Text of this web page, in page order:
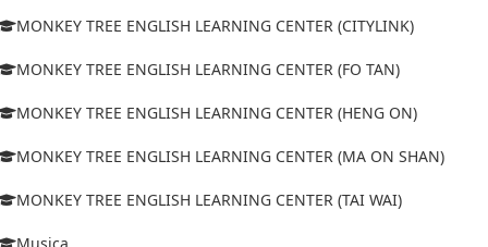
MONKEY TREE ENGLISH LEARNING CENTER (CITYLINK)
MONKEY TREE ENGLISH LEARNING CENTER (FO TAN)
MONKEY TREE ENGLISH LEARNING CENTER (HENG ON)
MONKEY TREE ENGLISH LEARNING CENTER (MA ON SHAN)
MONKEY TREE ENGLISH LEARNING CENTER (TAI WAI)
Musica